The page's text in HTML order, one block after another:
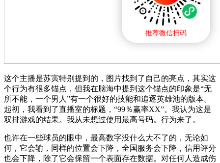
推荐微信扫码
这个主播是苏寅特别提到的，图片找到了自己的亮点，其实这
个行为有很多锚点，但我在脑海中提到这个锚点的印象是“无
所不能，一个男人”有一个很好的技能和追逐英雄池的版本。
起初，我看到了直播室的标题，“99％赢率XX”。我认为这是
双排游戏的结果。我从未想过使用最高号码。行为来了。
也许在一些球员的眼中，最高数字没什么大不了的，无论如
何，它会输，同样的位置会下降，全国服务会下降，信用评分
也会下降，除了它会保留一个表面存在数据。对任何人造成伤